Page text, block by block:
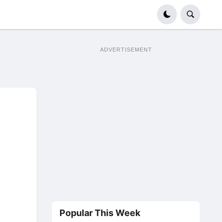
ADVERTISEMENT
Popular This Week